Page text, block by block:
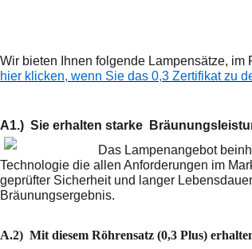
Wir bieten Ihnen folgende Lampensätze,
hier klicken, wenn Sie das 0,3 Zertifikat zu
A1.) Sie erhalten starke
Das Lampenangebot
Technologie die allen Anforderungen im
geprüfter Sicherheit und langer
Bräunungsergebnis.
A.2) Mit diesem Röhrensatz (0,3 Plus)